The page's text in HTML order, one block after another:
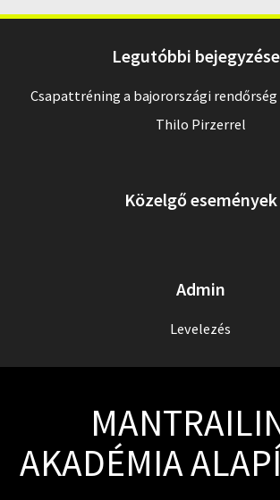
Legutóbbi
Csapattréning a bajorországi
Thilo Pirzerrel
Közelgő események
Admin
Levelezés
AKADÉMIA